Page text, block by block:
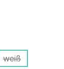
weiß
(Diese Option